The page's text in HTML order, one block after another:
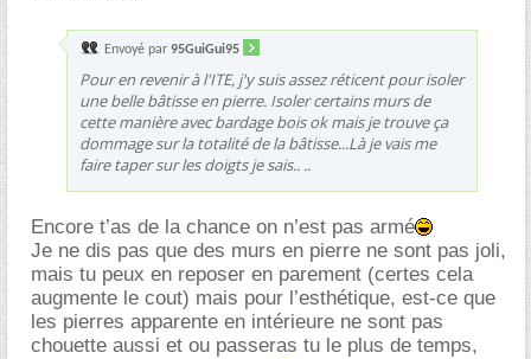
Envoyé par 95GuiGui95
Pour en revenir à l'ITE, j'y suis assez réticent pour isoler
une belle bâtisse en pierre. Isoler certains murs de
cette manière avec bardage bois ok mais je trouve ça
dommage sur la totalité de la bâtisse...Là je vais me
faire taper sur les doigts je sais.. ..
Encore t’as de la chance on n’est pas armé
Je ne dis pas que des murs en pierre ne sont pas joli,
mais tu peux en reposer en parement (certes cela
augmente le cout) mais pour l’esthétique, est-ce que
les pierres apparente en intérieure ne sont pas
chouette aussi et ou passeras tu le plus de temps,